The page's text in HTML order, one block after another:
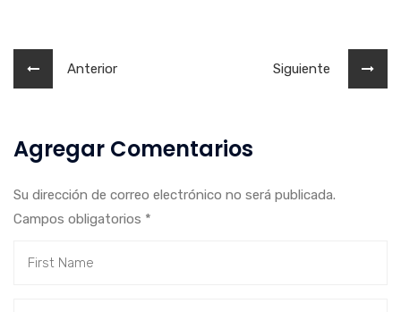
Anterior Siguiente
Agregar Comentarios
Su dirección de correo electrónico no será publicada.
Campos obligatorios *